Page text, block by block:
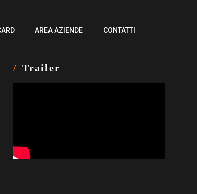
AREA AZIENDE CONTATTI
Trailer